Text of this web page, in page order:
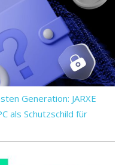
Generation: JARXE
als Schutzschild für